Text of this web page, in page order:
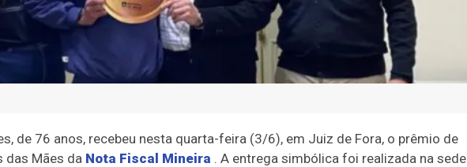
de 76 anos, recebeu nesta quarta-feira (3/6), em Juiz de Fora, o prêmio de
das Mães da Nota Fiscal Mineira . A entrega simbólica foi realizada na sede